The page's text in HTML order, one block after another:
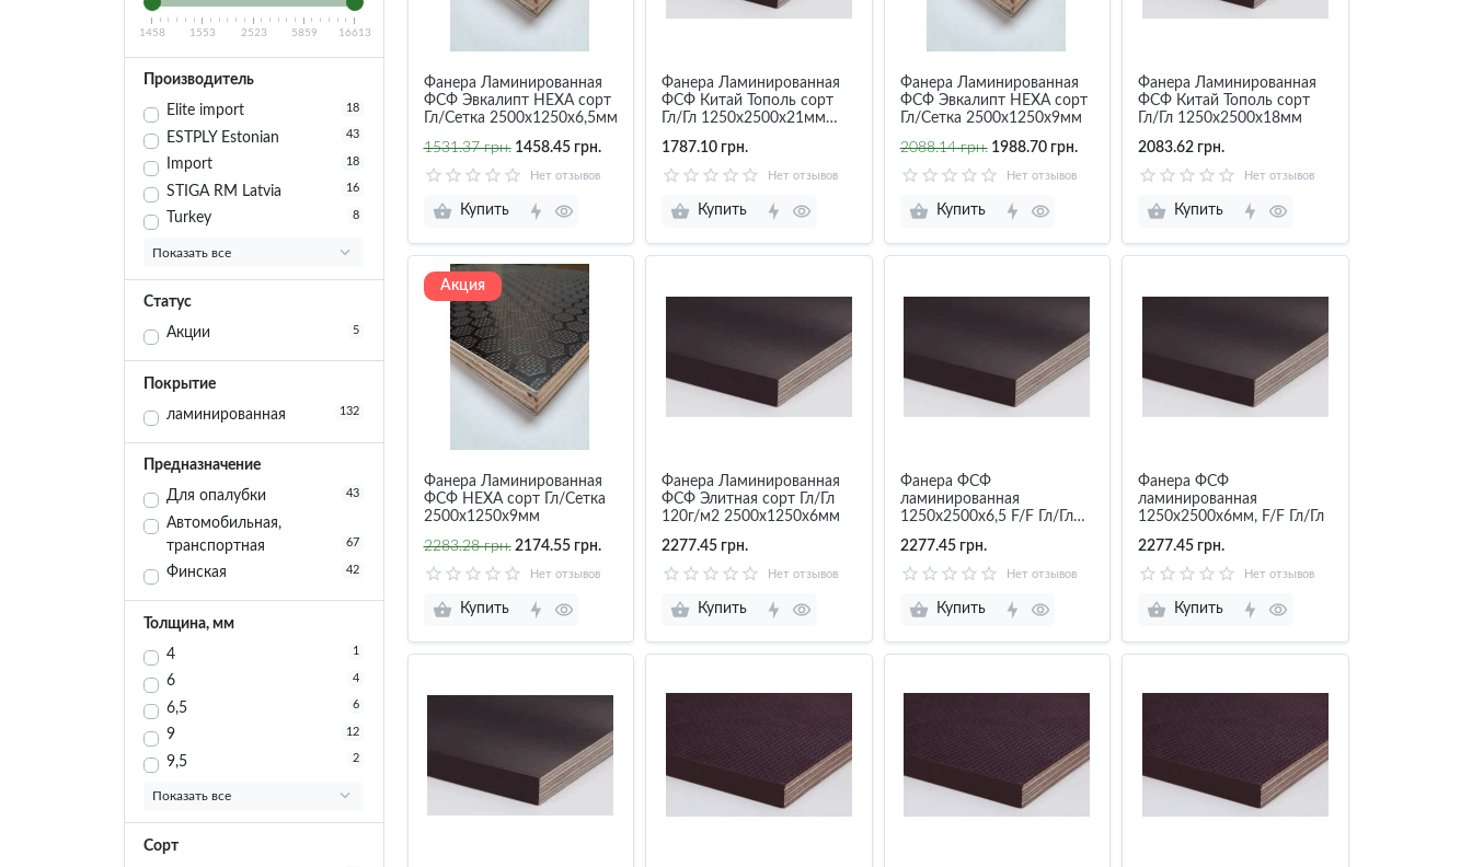
1458 1553 2523 5859 16613
Производитель
Elite import
18
ESTPLY Estonian 43
Import 18
STIGA RM Latvia 16
Turkey 8
Показать все
Статус
Акции
5
Покрытие
ламинированная
132
Предназначение
Для опалубки
43
Автомобильная,
транспортная
67
Финская 42
Толщина, мм
4
1
6 4
6,5 6
9 12
9,5 2
Показать все
Сорт
Фанера Ламинированная
ФСФ Эвкалипт НЕХА сорт
Гл/Сетка 2500х1250х6,5мм
1531.37 грн. 1458.45 грн.
Нет отзывов
Купить
Фанера Ламинированная
ФСФ Китай Тополь сорт
Гл/Гл 1250х2500х21мм
1787.10 грн.
Нет отзывов
Купить
Фанера Ламинированная
ФСФ Эвкалипт НЕХА сорт
Гл/Сетка 2500х1250х9мм
2088.14 грн. 1988.70 грн.
Нет отзывов
Купить
Фанера Ламинированная
ФСФ Китай Тополь сорт
Гл/Гл 1250х2500х18мм
2083.62 грн.
Нет отзывов
Купить
Акция
Фанера Ламинированная
ФСФ НЕХА сорт Гл/Сетка
2500х1250х9мм
2283.28 грн. 2174.55 грн.
Нет отзывов
Купить
Фанера Ламинированная
ФСФ Элитная сорт Гл/Гл
120г/м2 2500х1250х6мм
2277.45 грн.
Нет отзывов
Купить
Фанера ФСФ
ламинированная
1250х2500х6,5 F/F Гл/Гл
2277.45 грн.
Нет отзывов
Купить
Фанера ФСФ
ламинированная
1250х2500х6мм, F/F Гл/Гл
2277.45 грн.
Нет отзывов
Купить